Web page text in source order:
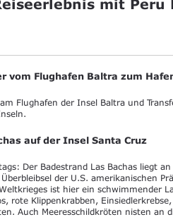
mit Peru
vom Flughafen Baltra zum
Flughafen der Insel Baltra und
auf der Insel Santa Cruz
Der Badestrand Las Bachas liegt
der U.S. amerikanischen
ist hier ein schwimmender
rote Klippenkrabben,
Auch Meeresschildkröten nisten an